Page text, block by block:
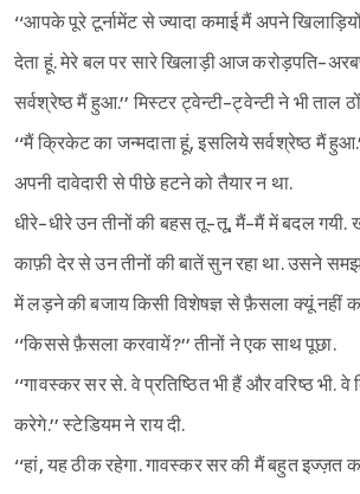
‘‘आपके पूरे टूर्नामेंट से ज्यादा कमाई मैं अपने
देता हूं. मेरे बल पर सारे खिलाड़ी आज करोड़पति-
सर्वश्रेष्ठ मैं हुआ.’’ मिस्टर ट्वेन्टी-ट्वेन्टी ने भी ताल
‘‘मैं क्रिकेट का जन्मदाता हूं, इसलिये सर्वश्रेष्ठ मैं
अपनी दावेदारी से पीछे हटने को तैयार न था.
धीरे-धीरे उन तीनों की बहस तू-तू, मैं-मैं में बदल गयी.
काफ़ी देर से उन तीनों की बातें सुन रहा था. उसने
में लड़ने की बजाय किसी विशेषज्ञ से फ़ैसला क्यूं नहीं
‘‘किससे फ़ैसला करवायें?’’ तीनों ने एक साथ पूछा.
‘‘गावस्कर सर से. वे प्रतिष्ठित भी हैं और वरिष्ठ भी.
करेगे.’’ स्टेडियम ने राय दी.
‘‘हां, यह ठीक रहेगा. गावस्कर सर की मैं बहुत इज्ज़त